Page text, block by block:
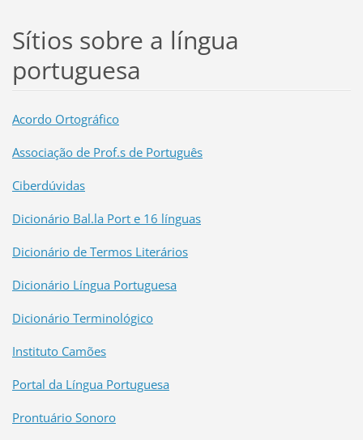
Sítios sobre a língua
portuguesa
Acordo Ortográfico
Associação de Prof.s de Português
Ciberdúvidas
Dicionário Bal.la Port e 16 línguas
Dicionário de Termos Literários
Dicionário Língua Portuguesa
Dicionário Terminológico
Instituto Camões
Portal da Língua Portuguesa
Prontuário Sonoro